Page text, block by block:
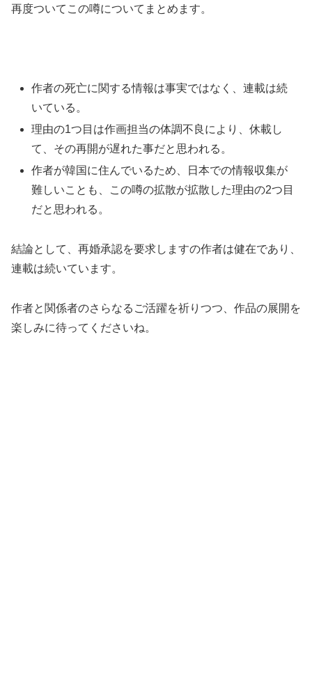
再度ついてこの噂についてまとめます。
作者の死亡に関する情報は事実ではなく、連載は続
いている。
理由の1つ目は作画担当の体調不良により、休載し
て、その再開が遅れた事だと思われる。
作者が韓国に住んでいるため、日本での情報収集が
難しいことも、この噂の拡散が拡散した理由の2つ目
だと思われる。
結論として、再婚承認を要求しますの作者は健在であり、
連載は続いています。
作者と関係者のさらなるご活躍を祈りつつ、作品の展開を
楽しみに待ってくださいね。